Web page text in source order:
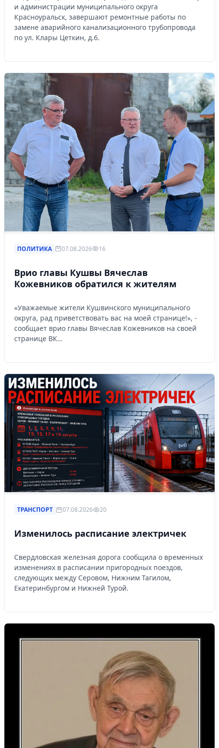
и администрации муниципального округа
Красноуральск, завершают ремонтные работы по
замене аварийного канализационного трубопровода
по ул. Клары Цеткин, д.6.
ПОЛИТИКА 07.08.2026 16
Врио главы Кушвы Вячеслав
Кожевников обратился к жителям
«Уважаемые жители Кушвинского муниципального
округа, рад приветствовать вас на моей странице!», -
сообщает врио главы Вячеслав Кожевников на своей
странице ВК…
ТРАНСПОРТ 07.08.2026 20
Изменилось расписание электричек
Свердловская железная дорога сообщила о временных
изменениях в расписании пригородных поездов,
следующих между Серовом, Нижним Тагилом,
Екатеринбургом и Нижней Турой.